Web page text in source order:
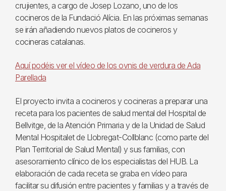
crujientes, a cargo de Josep Lozano, uno de los
cocineros de la Fundació Alícia. En las próximas semanas
se irán añadiendo nuevos platos de cocineros y
cocineras catalanas.
Aquí podéis ver el vídeo de los ovnis de verdura de Ada
Parellada
El proyecto invita a cocineros y cocineras a preparar una
receta para los pacientes de salud mental del Hospital de
Bellvitge, de la Atención Primaria y de la Unidad de Salud
Mental Hospitalet de Llobregat-Collblanc (como parte del
Plan Territorial de Salud Mental) y sus familias, con
asesoramiento clínico de los especialistas del HUB. La
elaboración de cada receta se graba en vídeo para
facilitar su difusión entre pacientes y familias y a través de